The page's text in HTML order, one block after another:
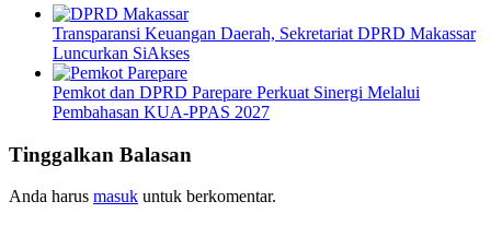
Transparansi Keuangan Daerah, Sekretariat DPRD Makassar
Luncurkan SiAkses
Pemkot dan DPRD Parepare Perkuat Sinergi Melalui
Pembahasan KUA-PPAS 2027
Tinggalkan Balasan
Anda harus masuk untuk berkomentar.